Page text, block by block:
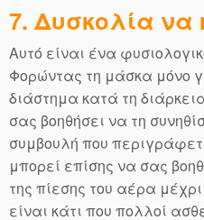
7. Δυσκολία να
Αυτό είναι ένα
Φορώντας τη μάσκα μόνο
διάστημα κατά τη
σας βοηθήσει να τη
συμβουλή που
μπορεί επίσης να σας
της πίεσης του αέρα
είναι κάτι που πολλοί